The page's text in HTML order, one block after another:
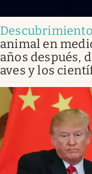
Descubrimiento
animal en
años después,
aves y los